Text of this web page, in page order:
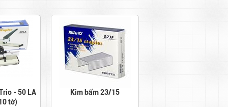
- 50 LA
tờ)
Kim bấm 23/15